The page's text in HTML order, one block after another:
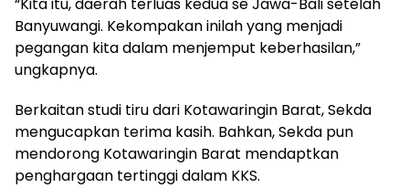
“Kita itu, daerah terluas kedua se Jawa-Bali setelah
Banyuwangi. Kekompakan inilah yang menjadi
pegangan kita dalam menjemput keberhasilan,”
ungkapnya.
Berkaitan studi tiru dari Kotawaringin Barat, Sekda
mengucapkan terima kasih. Bahkan, Sekda pun
mendorong Kotawaringin Barat mendaptkan
penghargaan tertinggi dalam KKS.